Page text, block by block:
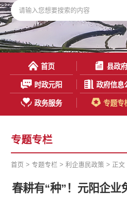
首页 县政
时政元阳 政府信息
政务服务 专题专
专题专栏
首页 >专题专栏 >利企惠民政策 > 正文
春耕有“种”！元阳企业